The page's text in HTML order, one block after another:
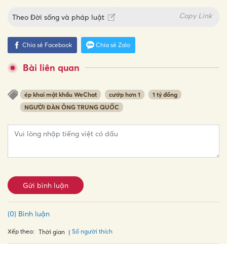
Theo Đời sống và pháp luật Copy Link
Chia sẻ Facebook Chia sẻ Zalo
Bài liên quan
ép khai mật khẩu WeChat cướp hơn 1
1 tỷ đồng
NGƯỜI ĐÀN ÔNG TRUNG QUỐC
Gửi bình luận
(0) Bình luận
Xếp theo: Thời gian Số người thích